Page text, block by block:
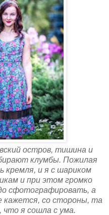
остров, тишина и
клумбы. Пожилая
кремля, и я с шариком
и при этом громко
сфотографировать, а
кажется, со стороны, та
что я сошла с ума.